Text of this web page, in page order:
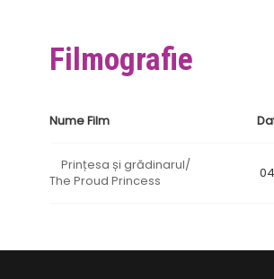
Filmografie
Nume Film
Prințesa și grădinarul/
The Proud Princess